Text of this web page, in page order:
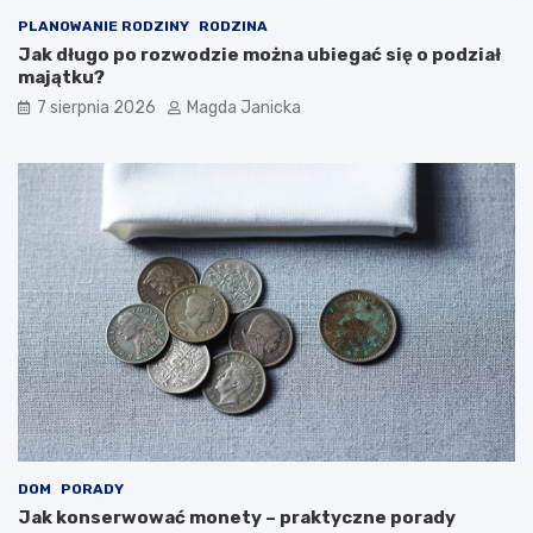
PLANOWANIE RODZINY RODZINA
Jak długo po rozwodzie można ubiegać się o podział
majątku?
7 sierpnia 2026 Magda Janicka
DOM PORADY
Jak konserwować monety – praktyczne porady